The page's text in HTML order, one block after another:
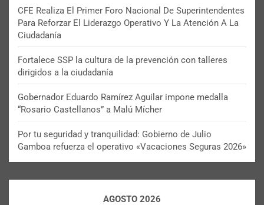
CFE Realiza El Primer Foro Nacional De Superintendentes
Para Reforzar El Liderazgo Operativo Y La Atención A La
Ciudadanía
Fortalece SSP la cultura de la prevención con talleres
dirigidos a la ciudadanía
Gobernador Eduardo Ramírez Aguilar impone medalla
“Rosario Castellanos” a Malú Mícher
Por tu seguridad y tranquilidad: Gobierno de Julio
Gamboa refuerza el operativo «Vacaciones Seguras 2026»
AGOSTO 2026